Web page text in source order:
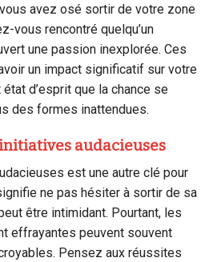
avez osé sortir de votre zone
vous rencontré quelqu’un
une passion inexplorée. Ces
un impact significatif sur votre
d’esprit que la chance se
des formes inattendues.
audacieuses
est une autre clé pour
ne pas hésiter à sortir de sa
être intimidant. Pourtant, les
effrayantes peuvent souvent
Pensez aux réussites